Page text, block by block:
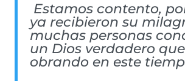
Estamos contento,
ya recibieron su
muchas personas
un Dios verdadero
obrando en este